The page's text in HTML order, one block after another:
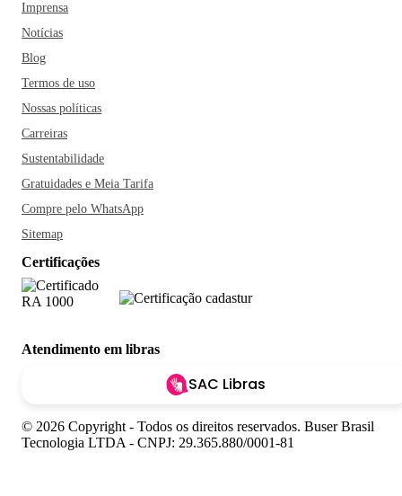
Imprensa
Notícias
Blog
Termos de uso
Nossas políticas
Carreiras
Sustentabilidade
Gratuidades e Meia Tarifa
Compre pelo WhatsApp
Sitemap
Certificações
Atendimento em libras
SAC Libras
© 2026 Copyright - Todos os direitos reservados. Buser Brasil
Tecnologia LTDA - CNPJ: 29.365.880/0001-81